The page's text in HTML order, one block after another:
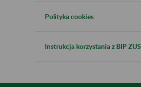
Polityka cookies
Instrukcja korzystania z BIP ZUS